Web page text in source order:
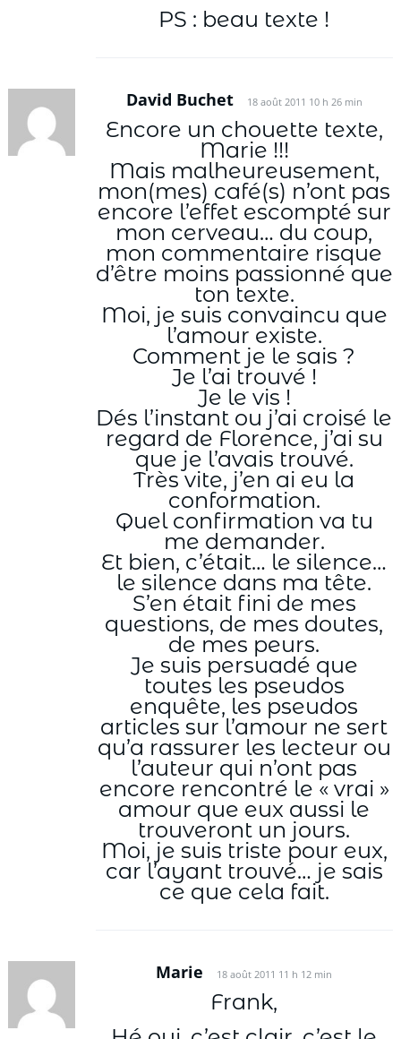
PS : beau texte !
David Buchet 18 août 2011 10 h 26 min
Encore un chouette texte,
Marie !!!
Mais malheureusement,
mon(mes) café(s) n’ont pas
encore l’effet escompté sur
mon cerveau… du coup,
mon commentaire risque
d’être moins passionné que
ton texte.
Moi, je suis convaincu que
l’amour existe.
Comment je le sais ?
Je l’ai trouvé !
Je le vis !
Dés l’instant ou j’ai croisé le
regard de Florence, j’ai su
que je l’avais trouvé.
Très vite, j’en ai eu la
conformation.
Quel confirmation va tu
me demander.
Et bien, c’était… le silence…
le silence dans ma tête.
S’en était fini de mes
questions, de mes doutes,
de mes peurs.
Je suis persuadé que
toutes les pseudos
enquête, les pseudos
articles sur l’amour ne sert
qu’a rassurer les lecteur ou
l’auteur qui n’ont pas
encore rencontré le « vrai »
amour que eux aussi le
trouveront un jours.
Moi, je suis triste pour eux,
car l’ayant trouvé… je sais
ce que cela fait.
Marie 18 août 2011 11 h 12 min
Frank,